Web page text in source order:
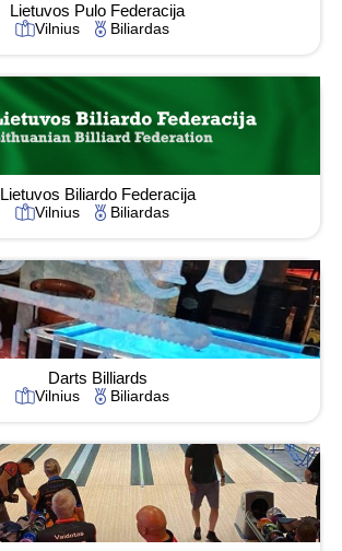
Lietuvos Pulo Federacija
Vilnius Biliardas
Lietuvos Biliardo Federacija
Vilnius Biliardas
Darts Billiards
Vilnius Biliardas